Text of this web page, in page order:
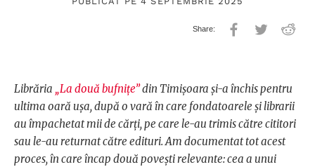
Librăria „La două bufnițe”din Timișoara și-a închis pentru
ultima oară ușa, după o vară în care fondatoarele și librarii
au împachetat mii de cărți, pe care le-au trimis către cititori
sau le-au returnat către edituri. Am documentat tot acest
proces, în care încap două povești relevante: cea a unui